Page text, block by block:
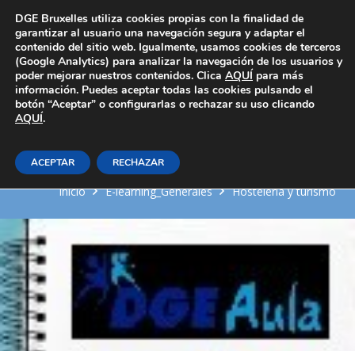
Área Privada
Higiene alimentaria y
manipulación de alimentos
Inicio E-learning_Generales Hosteleria y turismo
DGE Bruxelles utiliza cookies propias con la finalidad de
garantizar al usuario una navegación segura y adaptar el
contenido del sitio web. Igualmente, usamos cookies de terceros
(Google Analytics) para analizar la navegación de los usuarios y
poder mejorar nuestros contenidos. Clica AQUÍ para más
información. Puedes aceptar todas las cookies pulsando el
botón “Aceptar” o configurarlas o rechazar su uso clicando
AQUÍ.
ACEPTAR RECHAZAR